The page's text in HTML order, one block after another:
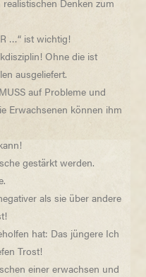
Denken zum
…“ ist wichtig!
Ohne die ist
ausgeliefert.
auf Probleme und
Erwachsenen können ihm
gestärkt werden.
als sie über andere
hat: Das jüngere Ich
Trost!
einer erwachsen und